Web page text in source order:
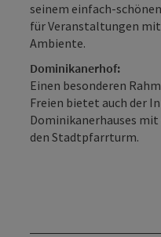
seinem einfach-
für Veranstaltungen
Ambiente.
Dominikanerhof:
Einen besonderen
Freien bietet auch der
Dominikanerhauses mit
den Stadtpfarrturm.